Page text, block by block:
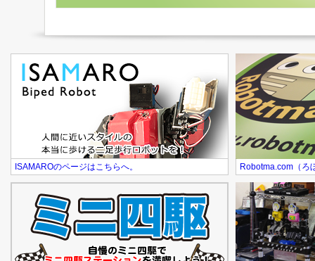
ISAMAROのページはこちらへ。 Robotma.com（ろ